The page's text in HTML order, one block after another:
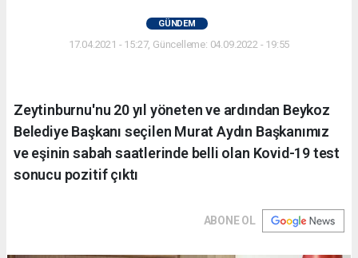
GÜNDEM
17.04.2021 - 15:27, Güncelleme: 04.09.2022 - 19:55
Zeytinburnu'nu 20 yıl yöneten ve ardından Beykoz
Belediye Başkanı seçilen Murat Aydın Başkanımız
ve eşinin sabah saatlerinde belli olan Kovid-19 test
sonucu pozitif çıktı
ABONE OL